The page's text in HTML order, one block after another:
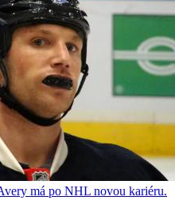
má po NHL novou kariéru.